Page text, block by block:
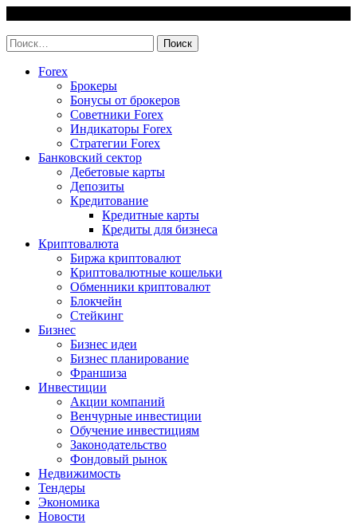
content
Найти:
Forex
Брокеры
Бонусы от брокеров
Советники Forex
Индикаторы Forex
Стратегии Forex
Банковский сектор
Дебетовые карты
Депозиты
Кредитование
Кредитные карты
Кредиты для бизнеса
Криптовалюта
Биржа криптовалют
Криптовалютные кошельки
Обменники криптовалют
Блокчейн
Стейкинг
Бизнес
Бизнес идеи
Бизнес планирование
Франшиза
Инвестиции
Акции компаний
Венчурные инвестиции
Обучение инвестициям
Законодательство
Фондовый рынок
Недвижимость
Тендеры
Экономика
Новости